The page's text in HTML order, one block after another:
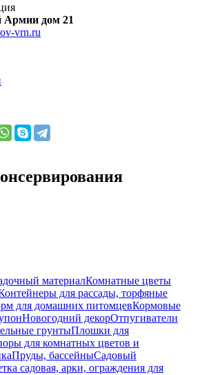
Армии дом 21
vrn.ru
материалКомнатные цветы
для рассады, торфяные
для домашних питомцевКормовые
Новогодний декорОтпугиватели
грунтыПлошки для
для комнатных цветов и
Пруды, бассейныСадовый
садовая, арки, ограждения для